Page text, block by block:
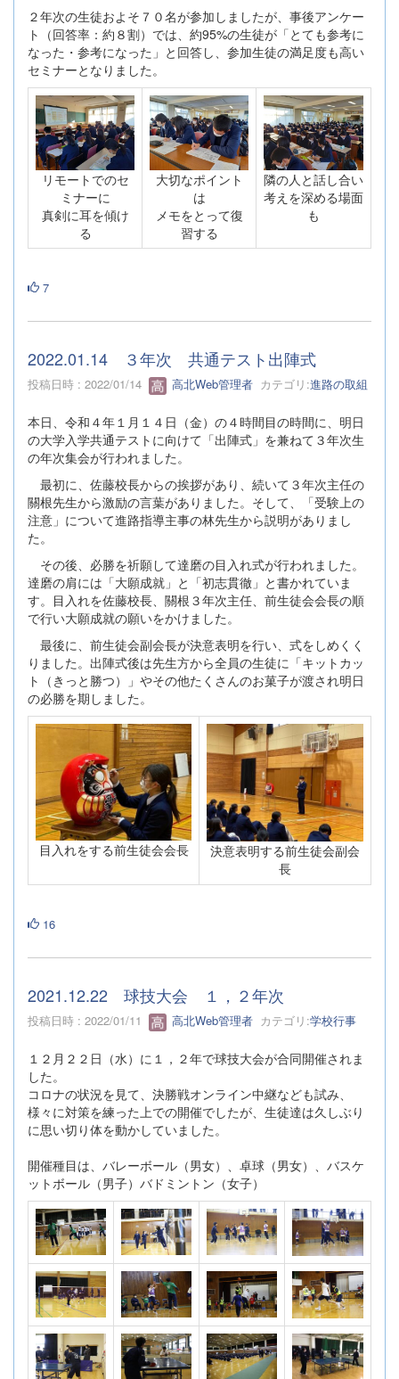
２年次の生徒およそ７０名が参加しましたが、事後アンケー
ト（回答率：約８割）では、約95%の生徒が「とても参考に
なった・参考になった」と回答し、参加生徒の満足度も高い
セミナーとなりました。
リモートでのセ
ミナーに
真剣に耳を傾け
る
大切なポイント
は
メモをとって復
習する
隣の人と話し合い
考えを深める場面
も
7
2022.01.14 ３年次 共通テスト出陣式
投稿日時 : 2022/01/14 高北Web管理者 カテゴリ:進路の取組
本日、令和４年１月１４日（金）の４時間目の時間に、明日
の大学入学共通テストに向けて「出陣式」を兼ねて３年次生
の年次集会が行われました。
最初に、佐藤校長からの挨拶があり、続いて３年次主任の
關根先生から激励の言葉がありました。そして、「受験上の
注意」について進路指導主事の林先生から説明がありまし
た。
その後、必勝を祈願して達磨の目入れ式が行われました。
達磨の肩には「大願成就」と「初志貫徹」と書かれていま
す。目入れを佐藤校長、關根３年次主任、前生徒会会長の順
で行い大願成就の願いをかけました。
最後に、前生徒会副会長が決意表明を行い、式をしめくく
りました。出陣式後は先生方から全員の生徒に「キットカッ
ト（きっと勝つ）」やその他たくさんのお菓子が渡され明日
の必勝を期しました。
目入れをする前生徒会会長
決意表明する前生徒会副会
長
16
2021.12.22 球技大会 １，２年次
投稿日時 : 2022/01/11 高北Web管理者 カテゴリ:学校行事
１２月２２日（水）に１，２年で球技大会が合同開催されま
した。
コロナの状況を見て、決勝戦オンライン中継なども試み、
様々に対策を練った上での開催でしたが、生徒達は久しぶり
に思い切り体を動かしていました。
開催種目は、バレーボール（男女）、卓球（男女）、バスケ
ットボール（男子）バドミントン（女子）